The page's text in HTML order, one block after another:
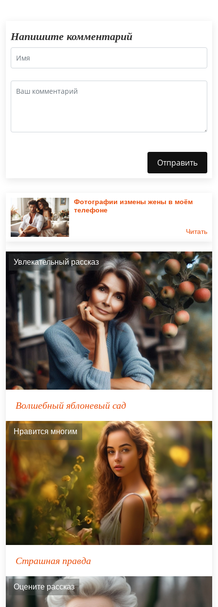
Напишите комментарий
Отправить
Фотографии измены жены в моём
телефоне
Читать
Увлекательный рассказ
Волшебный яблоневый сад
Нравится многим
Страшная правда
Оцените рассказ